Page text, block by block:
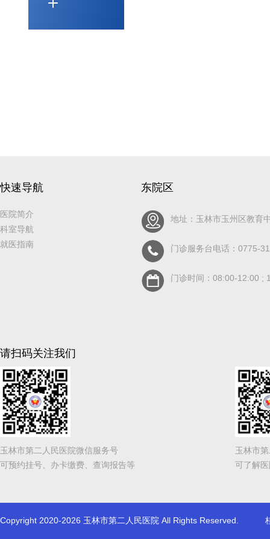
快速导航
医院简介
科室导航
就医指南
东院区
地址：玉林市玉州区教育
门诊服务台电话：0775-
门诊时间：08:00-12:00 ;
请扫码关注我们
玉林市第二人民医院微信服务号
可预约挂号、办卡缴费、查询报告等
玉林市
可了解
Copyright 2020-2026 玉林市第二人民医院 All Rights Reserved.